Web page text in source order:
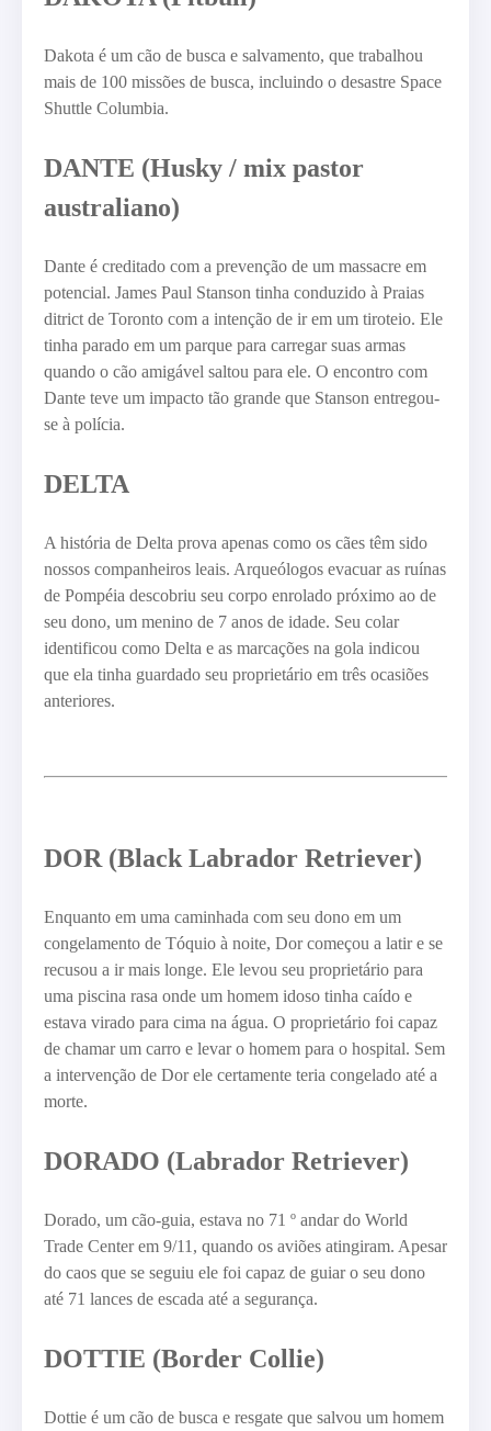
Dakota é um cão de busca e salvamento, que trabalhou
mais de 100 missões de busca, incluindo o desastre Space
Shuttle Columbia.
DANTE (Husky / mix pastor
australiano)
Dante é creditado com a prevenção de um massacre em
potencial. James Paul Stanson tinha conduzido à Praias
ditrict de Toronto com a intenção de ir em um tiroteio. Ele
tinha parado em um parque para carregar suas armas
quando o cão amigável saltou para ele. O encontro com
Dante teve um impacto tão grande que Stanson entregou-
se à polícia.
DELTA
A história de Delta prova apenas como os cães têm sido
nossos companheiros leais. Arqueólogos evacuar as ruínas
de Pompéia descobriu seu corpo enrolado próximo ao de
seu dono, um menino de 7 anos de idade. Seu colar
identificou como Delta e as marcações na gola indicou
que ela tinha guardado seu proprietário em três ocasiões
anteriores.
DOR (Black Labrador Retriever)
Enquanto em uma caminhada com seu dono em um
congelamento de Tóquio à noite, Dor começou a latir e se
recusou a ir mais longe. Ele levou seu proprietário para
uma piscina rasa onde um homem idoso tinha caído e
estava virado para cima na água. O proprietário foi capaz
de chamar um carro e levar o homem para o hospital. Sem
a intervenção de Dor ele certamente teria congelado até a
morte.
DORADO (Labrador Retriever)
Dorado, um cão-guia, estava no 71 º andar do World
Trade Center em 9/11, quando os aviões atingiram. Apesar
do caos que se seguiu ele foi capaz de guiar o seu dono
até 71 lances de escada até a segurança.
DOTTIE (Border Collie)
Dottie é um cão de busca e resgate que salvou um homem